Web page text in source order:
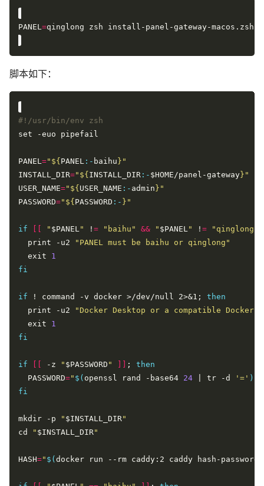
PANEL =
脚本如下：
PANEL =" ${PANEL :- baihu} "
INSTALL_DIR=" ${INSTALL_DIR :- $HOME/panel-gateway} "
USER_NAME=" ${USER_NAME :- admin} "
PASSWORD=" ${PASSWORD :- } "
if [[ " $PANEL " ! = "baihu" && " $PANEL " ! = "qinglong"
  print -u2
"PANEL must be baihu or qinglong"
  exit
1
fi
if ! command -v docker >/dev/null 2>&1; then
  print -u2
"Docker Desktop or a compatible
  exit
1
fi
if [[ -z " $PASSWORD " ]] ; then
  PASSWORD
=" $( openssl rand -base64 24 | tr -d '=' )
fi
mkdir -p " $INSTALL_DIR "
cd
" $INSTALL_DIR "
HASH=" $(docker run --rm caddy:2 caddy hash-